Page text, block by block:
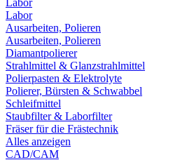
Labor
Labor
Ausarbeiten, Polieren
Ausarbeiten, Polieren
Diamantpolierer
Strahlmittel & Glanzstrahlmittel
Polierpasten & Elektrolyte
Polierer, Bürsten & Schwabbel
Schleifmittel
Staubfilter & Laborfilter
Fräser für die Frästechnik
Alles anzeigen
CAD/CAM